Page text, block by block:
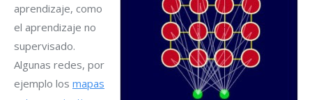
aprendizaje, como
el aprendizaje no
supervisado.
Algunas redes, por
ejemplo los mapas